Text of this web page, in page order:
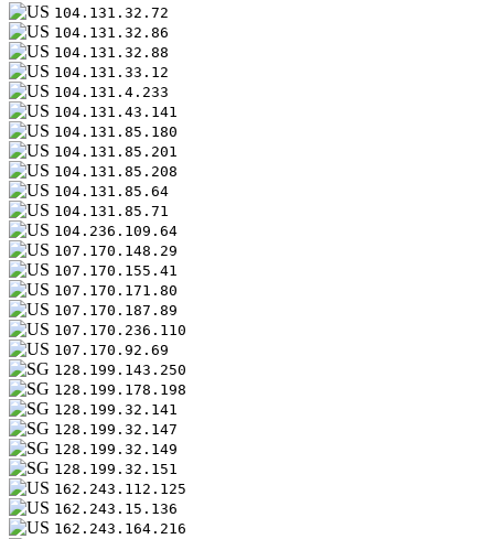
104.131.32.72
104.131.32.86
104.131.32.88
104.131.33.12
104.131.4.233
104.131.43.141
104.131.85.180
104.131.85.201
104.131.85.208
104.131.85.64
104.131.85.71
104.236.109.64
107.170.148.29
107.170.155.41
107.170.171.80
107.170.187.89
107.170.236.110
107.170.92.69
128.199.143.250
128.199.178.198
128.199.32.141
128.199.32.147
128.199.32.149
128.199.32.151
162.243.112.125
162.243.15.136
162.243.164.216